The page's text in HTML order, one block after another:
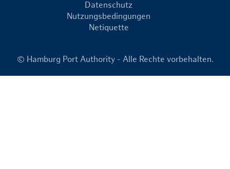
Datenschutz
Nutzungsbedingungen
Netiquette
© Hamburg Port Authority - Alle Rechte vorbehalten.